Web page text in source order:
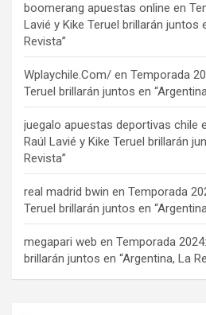
boomerang apuestas online en
Lavié y Kike Teruel brillarán juntos
Revista”
Wplaychile.Com/ en Temporada
Teruel brillarán juntos en
juegalo apuestas deportivas chile
Raúl Lavié y Kike Teruel brillarán
Revista”
real madrid bwin en Temporada
Teruel brillarán juntos en
megapari web en Temporada
brillarán juntos en “Argentina, La